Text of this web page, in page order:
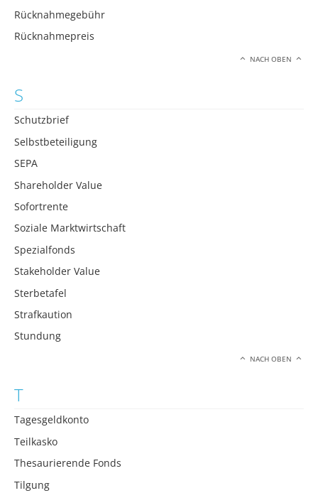
Rücknahmegebühr
Rücknahmepreis
NACH OBEN
S
Schutzbrief
Selbstbeteiligung
SEPA
Shareholder Value
Sofortrente
Soziale Marktwirtschaft
Spezialfonds
Stakeholder Value
Sterbetafel
Strafkaution
Stundung
NACH OBEN
T
Tagesgeldkonto
Teilkasko
Thesaurierende Fonds
Tilgung